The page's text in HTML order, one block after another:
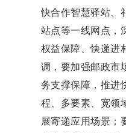
快合作智慧驿站、
站点等一线网点，
权益保障、快递进
调，要加强邮政市
务支撑保障，推进
程、多要素、宽领
展寄递应用场景；